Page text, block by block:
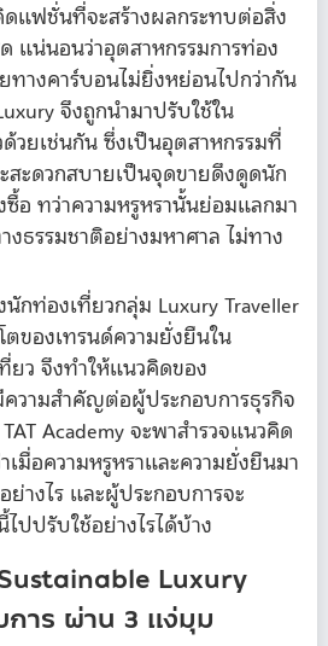
แฟชั่นที่จะสร้างผลกระทบต่อสิ่ง
แน่นอนว่าอุตสาหกรรมการท่อง
ยทางคาร์บอนไม่ยิ่งหย่อนไปกว่ากัน
จึงถูกนำมาปรับใช้ใน
วยเช่นกัน ซึ่งเป็นอุตสาหกรรมที่
สะดวกสบายเป็นจุดขายดึงดูดนัก
อ ทว่าความหรูหรานั้นย่อมแลกมา
งธรรมชาติอย่างมหาศาล ไม่ทาง
กท่องเที่ยวกลุ่ม Luxury Traveller
ของเทรนด์ความยั่งยืนใน
ยว จึงทำให้แนวคิดของ
ความสำคัญต่อผู้ประกอบการธุรกิจ
Academy จะพาสำรวจแนวคิด
เมื่อความหรูหราและความยั่งยืนมา
างไร และผู้ประกอบการจะ
ปปรับใช้อย่างไรได้บ้าง
Luxury
าร ผ่าน 3 แง่มุม